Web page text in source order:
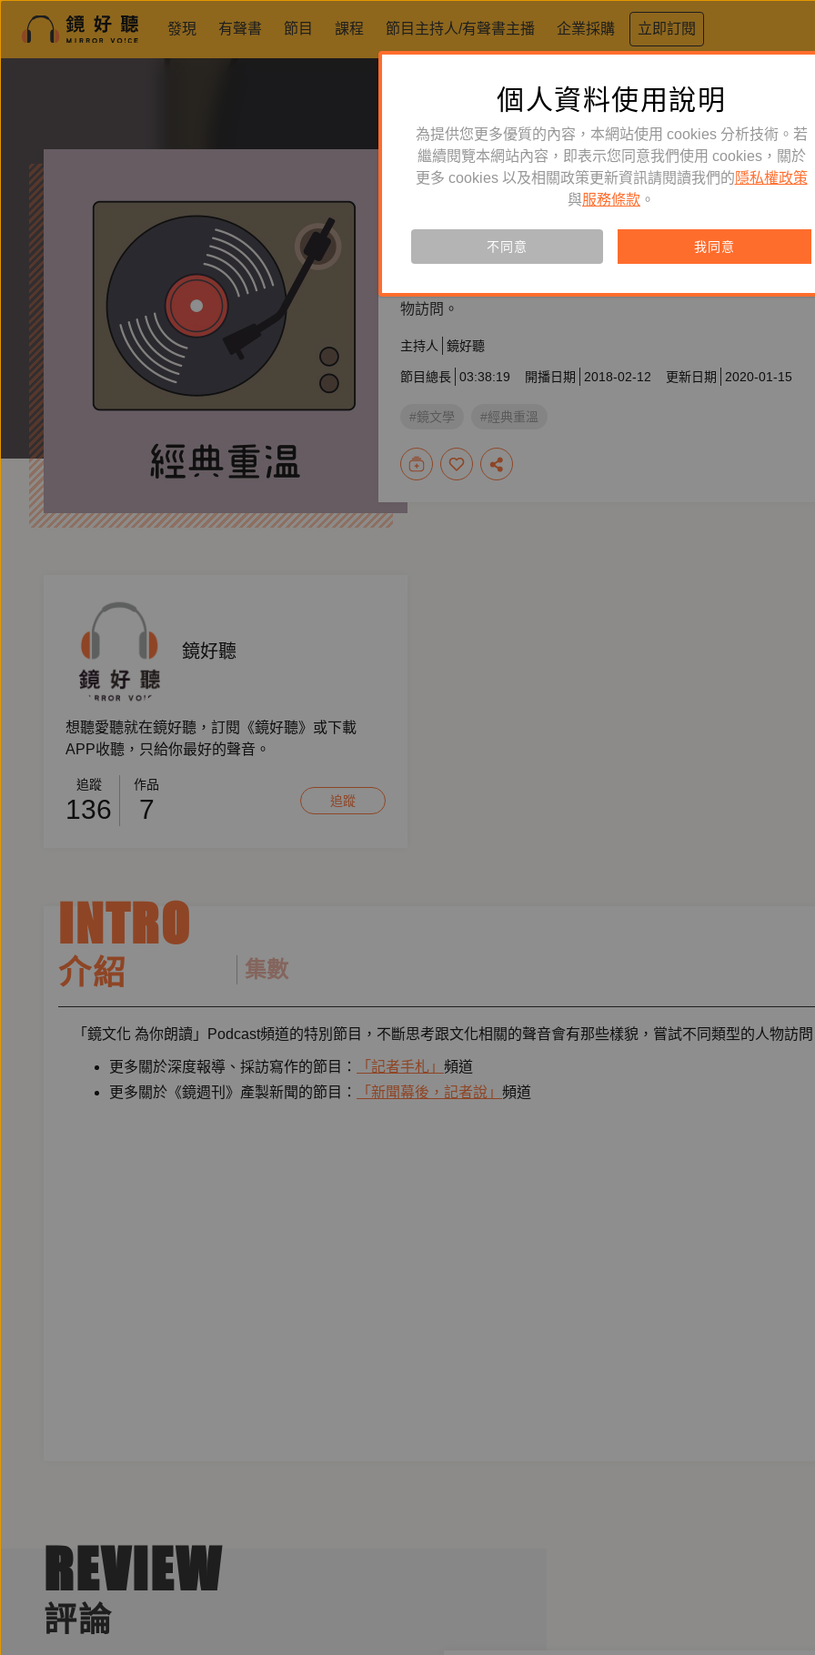
發現 有聲書 節目 課程 節目主持人/有聲書主播 企業採購 立即訂閱
經典重溫
物訪問。
主持人 鏡好聽
節目總長 03:38:19 開播日期 2018-02-12 更新日期 2020-01-15
#鏡文學 #經典重溫
鏡好聽
想聽愛聽就在鏡好聽，訂閱《鏡好聽》或下載
APP收聽，只給你最好的聲音。
追蹤
136
作品
7 追蹤
INTRO
介紹 集數
「鏡文化 為你朗讀」Podcast頻道的特別節目，不斷思考跟文化相關的聲音會有那些樣貌，嘗試不同類型的人物訪
更多關於深度報導、採訪寫作的節目： 「記者手札」 頻道
更多關於《鏡週刊》產製新聞的節目：
「新聞幕後，記者說」 頻道
REVIEW
評論
個人資料使用說明
為提供您更多優質的內容，本網站使用 cookies 分析技術。若
繼續閱覽本網站內容，即表示您同意我們使用 cookies，關於
更多 cookies 以及相關政策更新資訊請閱讀我們的 隱私權政策
與服務條款 。
不同意 我同意